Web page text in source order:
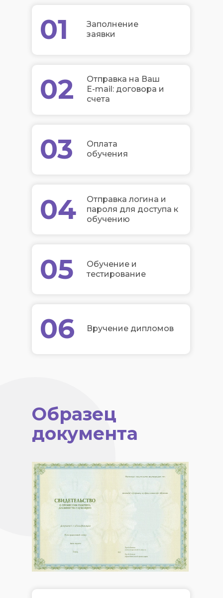
01
02
03
04
05
06
Заполнение
заявки
Отправка на Ваш
E-mail: договора и
счета
Оплата
обучения
Отправка логина и
пароля для доступа к
обучению
Обучение и
тестирование
Вручение дипломов
Образец
документа